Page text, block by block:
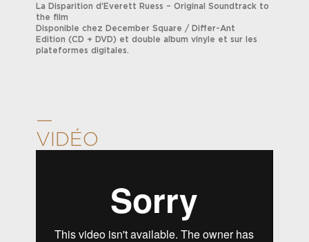
La Disparition d’Everett Ruess – Original Soundtrack to
the film
Disponible chez December Square / Differ-Ant
Edition (CD + DVD) et double album vinyle et sur les
plateformes digitales.
—
VIDÉO